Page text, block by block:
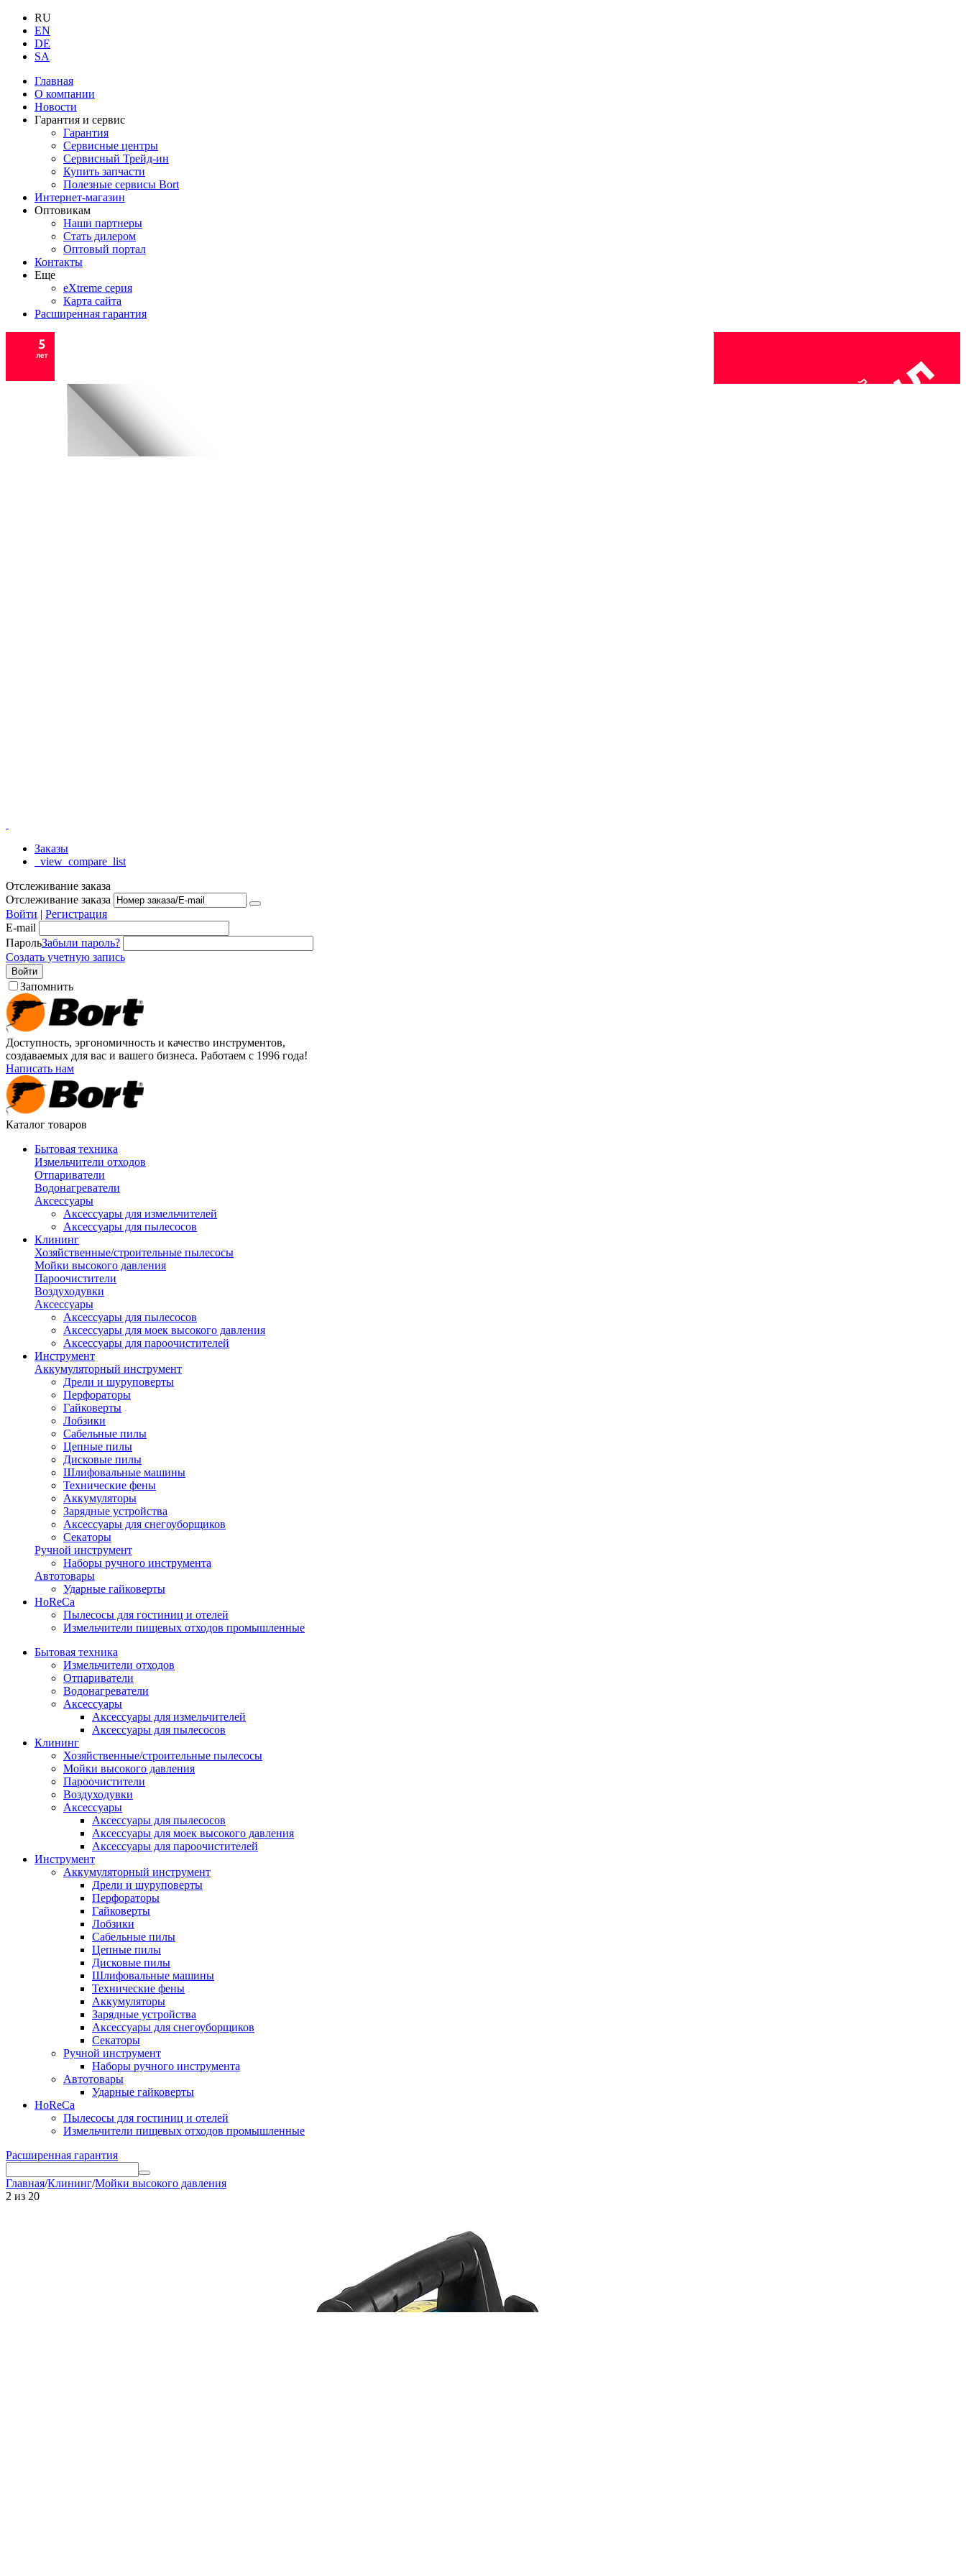
RU
EN
DE
SA
Главная
О компании
Новости
Гарантия и сервис
Гарантия
Сервисные центры
Сервисный Трейд-ин
Купить запчасти
Полезные сервисы Bort
Интернет-магазин
Оптовикам
Наши партнеры
Стать дилером
Оптовый портал
Контакты
Еще
eXtreme серия
Карта сайта
Расширенная гарантия
Заказы
_view_compare_list
Отслеживание заказа
Отслеживание заказа
Войти | Регистрация
E-mail
ПарольЗабыли пароль?
Создать учетную запись
Войти
Запомнить
Доступность, эргономичность и качество инструментов,
создаваемых для вас и вашего бизнеса. Работаем с 1996 года!
Написать нам
Каталог товаров
Бытовая техника
Измельчители отходов
Отпариватели
Водонагреватели
Аксессуары
Аксессуары для измельчителей
Аксессуары для пылесосов
Клининг
Хозяйственные/строительные пылесосы
Мойки высокого давления
Пароочистители
Воздуходувки
Аксессуары
Аксессуары для пылесосов
Аксессуары для моек высокого давления
Аксессуары для пароочистителей
Инструмент
Аккумуляторный инструмент
Дрели и шуруповерты
Перфораторы
Гайковерты
Лобзики
Сабельные пилы
Цепные пилы
Дисковые пилы
Шлифовальные машины
Технические фены
Аккумуляторы
Зарядные устройства
Аксессуары для снегоуборщиков
Секаторы
Ручной инструмент
Наборы ручного инструмента
Автотовары
Ударные гайковерты
HoReCa
Пылесосы для гостиниц и отелей
Измельчители пищевых отходов промышленные
Бытовая техника
Измельчители отходов
Отпариватели
Водонагреватели
Аксессуары
Аксессуары для измельчителей
Аксессуары для пылесосов
Клининг
Хозяйственные/строительные пылесосы
Мойки высокого давления
Пароочистители
Воздуходувки
Аксессуары
Аксессуары для пылесосов
Аксессуары для моек высокого давления
Аксессуары для пароочистителей
Инструмент
Аккумуляторный инструмент
Дрели и шуруповерты
Перфораторы
Гайковерты
Лобзики
Сабельные пилы
Цепные пилы
Дисковые пилы
Шлифовальные машины
Технические фены
Аккумуляторы
Зарядные устройства
Аксессуары для снегоуборщиков
Секаторы
Ручной инструмент
Наборы ручного инструмента
Автотовары
Ударные гайковерты
HoReCa
Пылесосы для гостиниц и отелей
Измельчители пищевых отходов промышленные
Расширенная гарантия
Главная/Клининг/Мойки высокого давления
2 из 20